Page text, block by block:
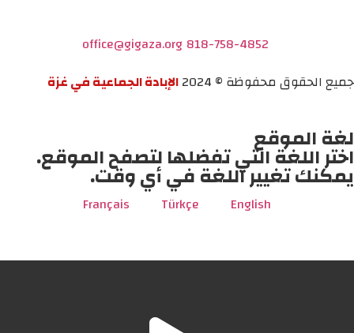
818-758-4852
office@gigaza.org
جميع الحقوق محفوظة © 2024
الإبادة الجماعية في غزة
لغة الموقع
اختر اللغة التي تفضلها لتصفح الموقع.
يمكنك تغيير اللغة في أي وقت.
English
Türkçe
Français